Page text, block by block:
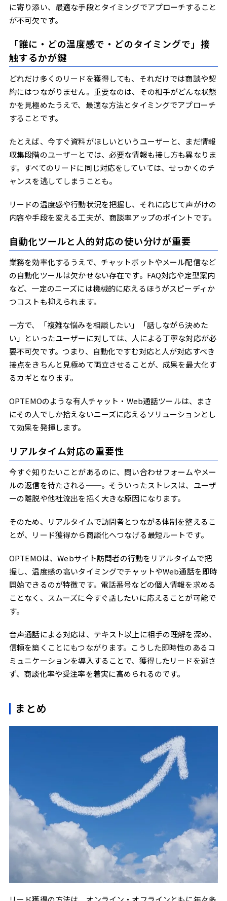
に寄り添い、最適な手段とタイミングでアプローチすること
が不可欠です。
「誰に・どの温度感で・どのタイミングで」接
触するかが鍵
どれだけ多くのリードを獲得しても、それだけでは商談や契
約にはつながりません。重要なのは、その相手がどんな状態
かを見極めたうえで、最適な方法とタイミングでアプローチ
することです。
たとえば、今すぐ資料がほしいというユーザーと、まだ情報
収集段階のユーザーとでは、必要な情報も接し方も異なりま
す。すべてのリードに同じ対応をしていては、せっかくのチ
ャンスを逃してしまうことも。
リードの温度感や行動状況を把握し、それに応じて声がけの
内容や手段を変える工夫が、商談率アップのポイントです。
自動化ツールと人的対応の使い分けが重要
業務を効率化するうえで、チャットボットやメール配信など
の自動化ツールは欠かせない存在です。FAQ対応や定型案内
など、一定のニーズには機械的に応えるほうがスピーディか
つコストも抑えられます。
一方で、「複雑な悩みを相談したい」「話しながら決めた
い」といったユーザーに対しては、人による丁寧な対応が必
要不可欠です。つまり、自動化ですむ対応と人が対応すべき
接点をきちんと見極めて両立させることが、成果を最大化す
るカギとなります。
OPTEMOのような有人チャット・Web通話ツールは、まさ
にその人でしか拾えないニーズに応えるソリューションとし
て効果を発揮します。
リアルタイム対応の重要性
今すぐ知りたいことがあるのに、問い合わせフォームやメー
ルの返信を待たされる──。そういったストレスは、ユーザ
ーの離脱や他社流出を招く大きな原因になります。
そのため、リアルタイムで訪問者とつながる体制を整えるこ
とが、リード獲得から商談化へつなげる最短ルートです。
OPTEMOは、Webサイト訪問者の行動をリアルタイムで把
握し、温度感の高いタイミングでチャットやWeb通話を即時
開始できるのが特徴です。電話番号などの個人情報を求める
ことなく、スムーズに今すぐ話したいに応えることが可能で
す。
音声通話による対応は、テキスト以上に相手の理解を深め、
信頼を築くことにもつながります。こうした即時性のあるコ
ミュニケーションを導入することで、獲得したリードを逃さ
ず、商談化率や受注率を着実に高められるのです。
まとめ